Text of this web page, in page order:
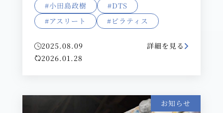
#小田島政樹
#DTS
#アスリート
#ピラティス
2025.08.09
2026.01.28
詳細を見る
お知らせ